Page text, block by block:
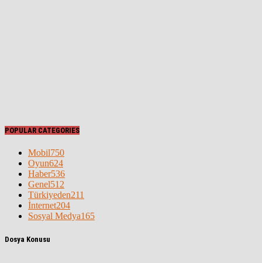
POPULAR CATEGORIES
Mobil750
Oyun624
Haber536
Genel512
Türkiyeden211
İnternet204
Sosyal Medya165
Dosya Konusu